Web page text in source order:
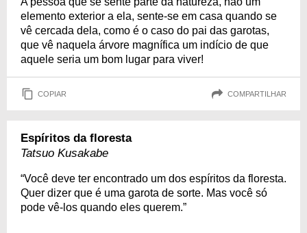
elemento exterior a ela, sente-se em casa quando se
vê cercada dela, como é o caso do pai das garotas,
que vê naquela árvore magnífica um indício de que
aquele seria um bom lugar para viver!
COPIAR COMPARTILHAR
Espíritos da floresta
Tatsuo Kusakabe
“Você deve ter encontrado um dos espíritos da floresta.
Quer dizer que é uma garota de sorte. Mas você só
pode vê-los quando eles querem.”